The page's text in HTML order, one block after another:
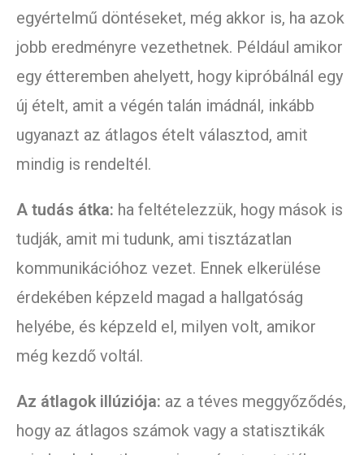
egyértelmű döntéseket, még akkor is, ha azok
jobb eredményre vezethetnek. Például amikor
egy étteremben ahelyett, hogy kipróbálnál egy
új ételt, amit a végén talán imádnál, inkább
ugyanazt az átlagos ételt választod, amit
mindig is rendeltél.
A tudás átka: ha feltételezzük, hogy mások is
tudják, amit mi tudunk, ami tisztázatlan
kommunikációhoz vezet. Ennek elkerülése
érdekében képzeld magad a hallgatóság
helyébe, és képzeld el, milyen volt, amikor
még kezdő voltál.
Az átlagok illúziója: az a téves meggyőződés,
hogy az átlagos számok vagy a statisztikák